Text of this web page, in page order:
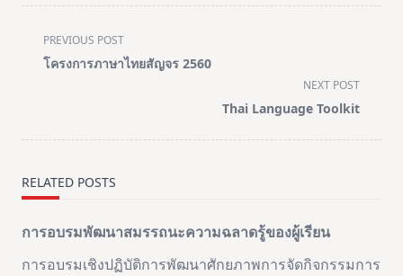
<span
class="nav-
text">Page</span>
PREVIOUS POST
โครงการภาษาไทยสัญจร 2560
NEXT POST
Thai Language Toolkit
RELATED POSTS
การอบรมพัฒนาสมรรถนะความฉลาดรู้ของผู้เรียน
การอบรมเชิงปฏิบัติการพัฒนาศักยภาพการจัดกิจกรรมการ